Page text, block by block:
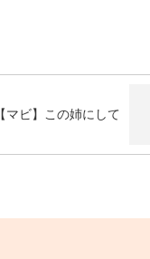
【マビ】この姉にして